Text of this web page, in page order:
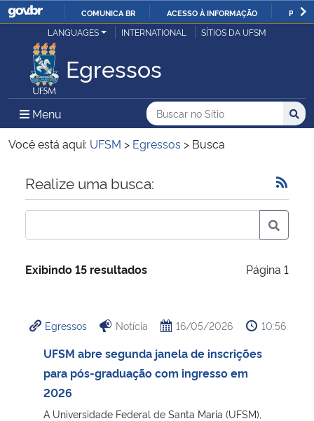
IR
O
COMUNICA BR ACESSO À INFORMAÇÃO
Ministério da Justiça e Segurança Pública
Ministério da Defesa
Ministério das Relações Exteriores
Ministério da Economia
Ministério da Infraestrutura
Ministério da Cidadania
Ministério de Minas e Energia
LANGUAGES INTERNATIONAL SÍTIOS DA UFSM
Egressos
Menu Menu Principal do Sítio
Busca
Buscar no no Sítio
Busca:
Você está aqui: UFSM > Egressos > Busca
Início do conteúdo
Realize uma busca:
Exibindo 15 resultados Página 1
Egressos Notícia 16/05/2026 10:56
UFSM abre segunda janela de inscrições
para pós-graduação com ingresso em
2026
A Universidade Federal de Santa Maria (UFSM),